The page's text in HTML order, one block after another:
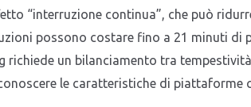
“interruzione continua”, che può
possono costare fino a 21 minuti
richiede un bilanciamento tra
le caratteristiche di piattaforme